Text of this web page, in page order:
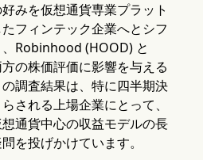
みを仮想通貨専業プラット
フィンテック企業へとシフ
、Robinhood (HOOD) と
の株価評価に影響を与える
調査結果は、特に四半期決
される上場企業にとって、
通貨中心の収益モデルの長
を投げかけています。